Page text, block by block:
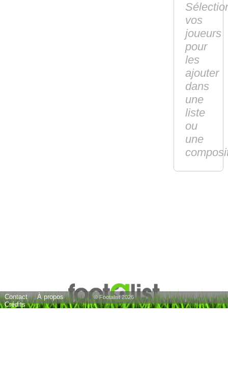
vos
joueurs
pour
les
ajouter
dans
une
liste
ou
une
Contact
À propos
Crédits
© Footalist 2026